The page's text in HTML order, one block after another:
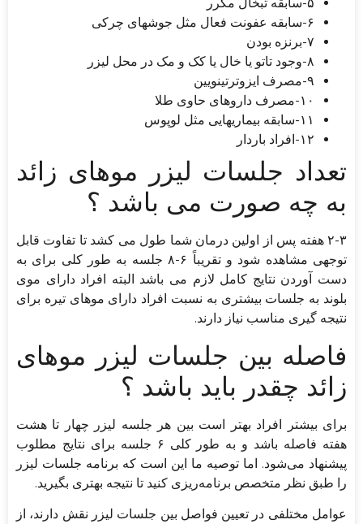
۵-سابقه تبخال مکرر
۶-سابقه عفونت فعال مثل جوشهای چرکی
۷-برنزه بودن
۸-وجود تاتو یا خال یا کک و مک در محل لیزر
۹-مصرف ایزوترتینویین
۱۰-مصرف داروهای حاوی طلا
۱۱-سابقه بیماریهایی مثل لوپوس
۱۲-افراد باردار
تعداد جلسات لیزر موهای زائد
به چه صورت می باشد ؟
۲-۳ هفته پس از اولین درمان شما طول می کشد تا تفاوت قابل
توجهی مشاهده شود و تقریباً ۶-۸ جلسه به طور کلی برای به
دست آوردن نتایج کامل لازم می باشد البته افراد دارای موی
بلوند به جلسات بیشتری به نسبت افراد دارای موهای تیره برای
نتیجه گیری مناسب نیاز دارند.
فاصله بین جلسات لیزر موهای
زائد چقدر باید باشد ؟
برای بیشتر افراد بهتر است بین هر جلسه لیزر چهار تا هشت
هفته فاصله باشد و به طور کلی ۶ جلسه برای نتایج مطلوب
پیشنهاد می‌شود. اما توصیه ما این است که برنامه جلسات لیزر
را طبق نظر متخصص برنامه‌ریزی کنید تا نتیجه بهتری بگیرید.
عوامل مختلفی در تعیین فواصل بین جلسات لیزر نقش دارند، از